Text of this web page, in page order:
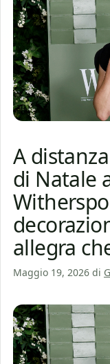
A
di Natale
allegra
Maggio 19, 2026 di